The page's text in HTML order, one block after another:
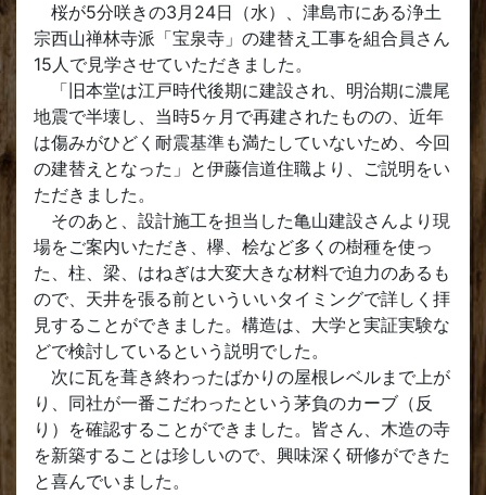
桜が5分咲きの3月24日（水）、津島市にある浄土
宗西山禅林寺派「宝泉寺」の建替え工事を組合員さん
15人で見学させていただきました。
「旧本堂は江戸時代後期に建設され、明治期に濃尾
地震で半壊し、当時5ヶ月で再建されたものの、近年
は傷みがひどく耐震基準も満たしていないため、今回
の建替えとなった」と伊藤信道住職より、ご説明をい
ただきました。
そのあと、設計施工を担当した亀山建設さんより現
場をご案内いただき、欅、桧など多くの樹種を使っ
た、柱、梁、はねぎは大変大きな材料で迫力のあるも
ので、天井を張る前といういいタイミングで詳しく拝
見することができました。構造は、大学と実証実験な
どで検討しているという説明でした。
次に瓦を葺き終わったばかりの屋根レベルまで上が
り、同社が一番こだわったという茅負のカーブ（反
り）を確認することができました。皆さん、木造の寺
を新築することは珍しいので、興味深く研修ができた
と喜んでいました。